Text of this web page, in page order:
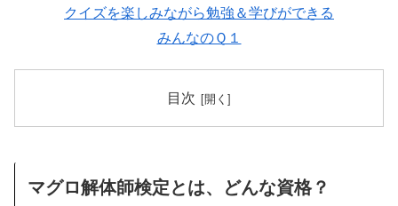
クイズを楽しみながら勉強＆学びができる
みんなのＱ１
目次
マグロ解体師検定とは、どんな資格？